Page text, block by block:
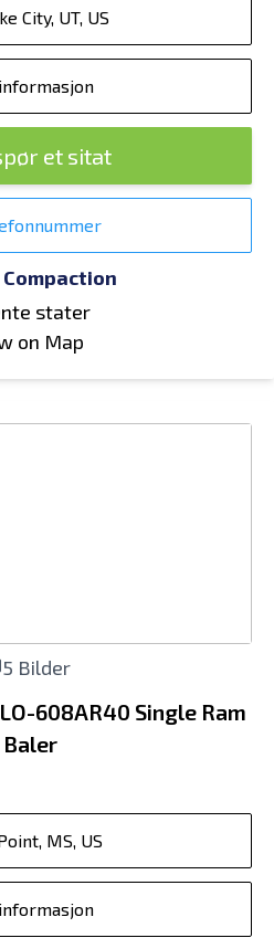
City, UT, US
et sitat
stater
on Map
5 Bilder
608AR40 Single Ram
MS, US